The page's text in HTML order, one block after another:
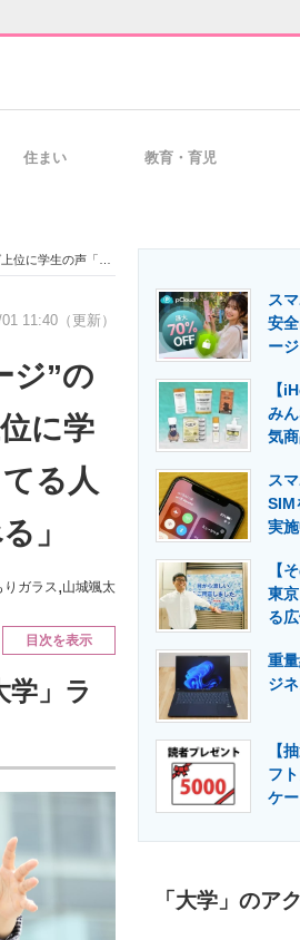
経営リーダーのコミュニティ
製造業のIT導入・活用を支援
エネルギーの専門メディア
住まい 教育・育児
リキュラムを自由に選べる」
11:40（更新）
ジ”の
に学
る人
」
りガラス,山城颯太
目次を表示
学」ラ
ス
安
ージ
【
み
気
ス
SIM
実施
【
東
る
重
ジ
【
フ
ケ
「大学」のア